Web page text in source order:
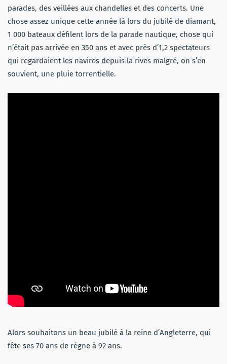
parades, des veillées aux chandelles et des concerts. Une
chose assez unique cette année là lors du jubilé de diamant,
1 000 bateaux défilent lors de la parade nautique, chose qui
n’était pas arrivée en 350 ans et avec près d’1,2 spectateurs
qui regardaient les navires depuis la rives malgré, on s’en
souvient, une pluie torrentielle.
Alors souhaitons un beau jubilé à la reine d’Angleterre, qui
fête ses 70 ans de règne à 92 ans.